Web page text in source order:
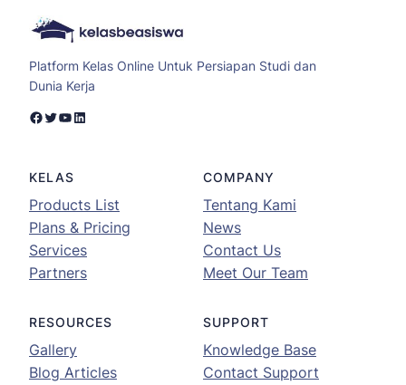
Platform Kelas Online Untuk Persiapan Studi dan
Dunia Kerja
Facebook Twitter YouTube LinkedIn
KELAS
Products List
Plans & Pricing
Services
Partners
COMPANY
Tentang Kami
News
Contact Us
Meet Our Team
RESOURCES
Gallery
Blog Articles
SUPPORT
Knowledge Base
Contact Support